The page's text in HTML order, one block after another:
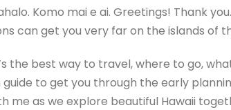
Komo mai e ai. Greetings! Thank
can get you very far on the islands of
the best way to travel, where to go,
to get you through the early
me as we explore beautiful Hawaii